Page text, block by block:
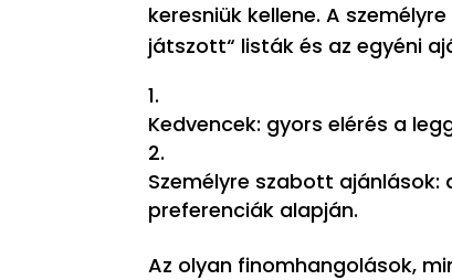
keresniük kellene. A
játszott“ listák és az egyéni
Kedvencek: gyors elérés a
Személyre szabott
preferenciák alapján.
Az olyan finomhangolások,